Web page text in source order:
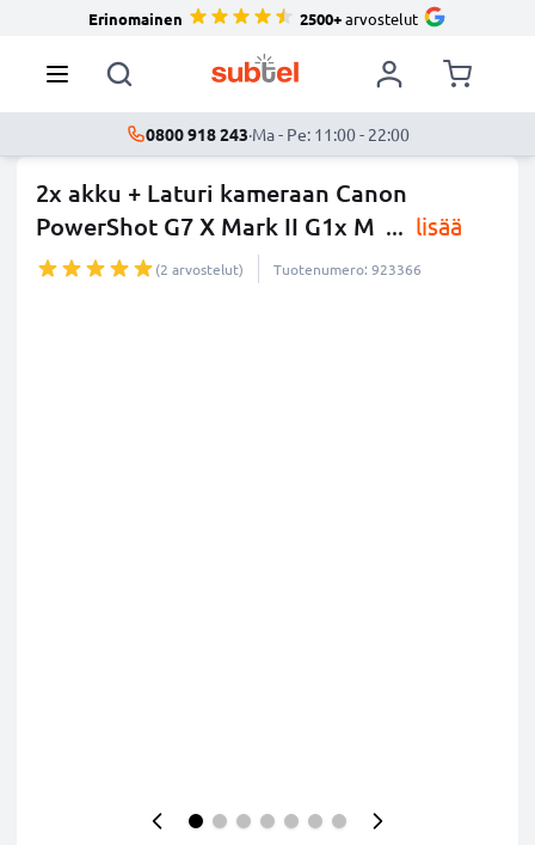
Erinomainen 2500+arvostelut
0800 918 243·Ma - Pe: 11:00 - 22:00
2x akku + Laturi kameraan Canon
PowerShot G7 X Mark II G1x M ... lisää
(2 arvostelut) Tuotenumero: 923366